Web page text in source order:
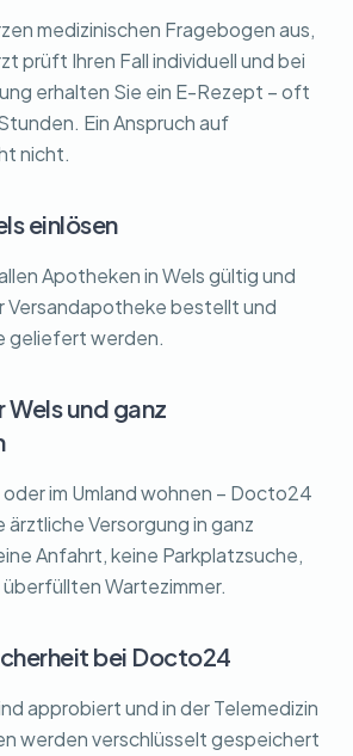
medizinischen Fragebogen aus,
prüft Ihren Fall individuell und bei
erhalten Sie ein E-Rezept – oft
Ein Anspruch auf
nicht.
einlösen
Apotheken in Wels gültig und
Versandapotheke bestellt und
geliefert werden.
und ganz
im Umland wohnen – Docto24
Versorgung in ganz
Anfahrt, keine Parkplatzsuche,
Wartezimmer.
bei Docto24
approbiert und in der Telemedizin
werden verschlüsselt gespeichert